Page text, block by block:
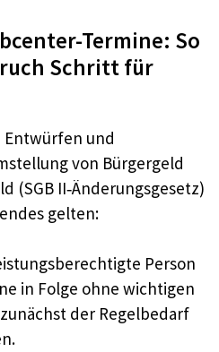
Termine: So
Schritt für
Entwürfen und
von Bürgergeld
(SGB II‑Änderungsgesetz)
gelten:
Person
in Folge ohne wichtigen
der Regelbedarf